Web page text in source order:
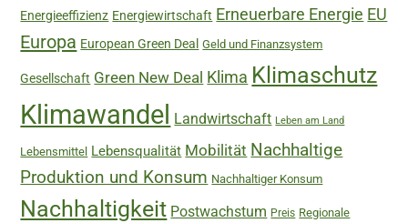
Energieeffizienz Energiewirtschaft Erneuerbare Energie EU
Europa European Green Deal Geld und Finanzsystem
Gesellschaft Green New Deal Klima Klimaschutz
Klimawandel Landwirtschaft Leben am Land
Lebensmittel Lebensqualität Mobilität Nachhaltige
Produktion und Konsum Nachhaltiger Konsum
Nachhaltigkeit Postwachstum Preis Regionale